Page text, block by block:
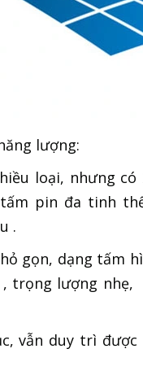
lượng:
loại, nhưng
pin đa tinh
.
gọn, dạng tấm
, trọng lượng
vẫn duy trì